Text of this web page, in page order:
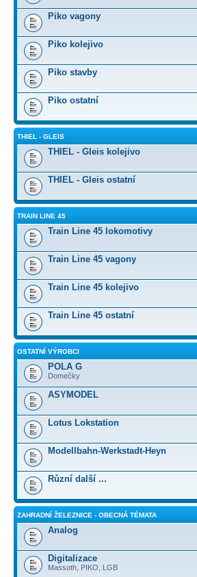
Piko vagony
Piko kolejivo
Piko stavby
Piko ostatní
THIEL - GLEIS
THIEL - Gleis kolejivo
THIEL - Gleis ostatní
TRAIN LINE 45
Train Line 45 lokomotivy
Train Line 45 vagony
Train Line 45 kolejivo
Train Line 45 ostatní
OSTATNÍ VÝROBCI
POLA G
Domečky
ASYMODEL
Lotus Lokstation
Modellbahn-Werkstadt-Heyn
Různí další ...
ZAHRADNÍ ŽELEZNICE - OBECNÁ TÉMATA
Analog
Digitalizace
Massoth, PIKO, LGB